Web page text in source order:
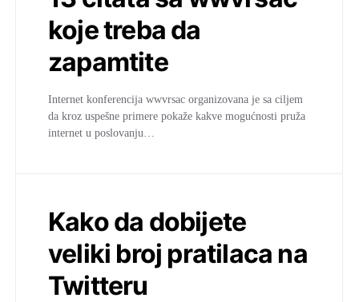
koje treba da
zapamtite
Internet konferencija wwvrsac organizovana je sa ciljem
da kroz uspešne primere pokaže kakve mogućnosti pruža
internet u poslovanju…
Kako da dobijete
veliki broj pratilaca na
Twitteru